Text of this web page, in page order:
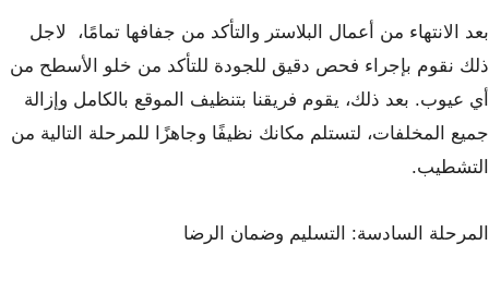
بعد الانتهاء من أعمال البلاستر والتأكد من جفافها تمامًا، لاجل
ذلك نقوم بإجراء فحص دقيق للجودة للتأكد من خلو الأسطح من
أي عيوب. بعد ذلك، يقوم فريقنا بتنظيف الموقع بالكامل وإزالة
جميع المخلفات، لتستلم مكانك نظيفًا وجاهزًا للمرحلة التالية من
التشطيب.
المرحلة السادسة: التسليم وضمان الرضا